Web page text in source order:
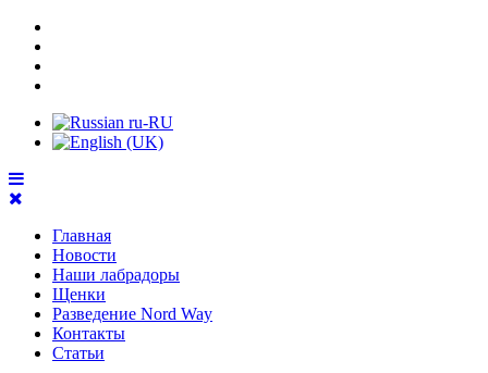
Главная
Новости
Наши лабрадоры
Щенки
Разведение Nord Way
Контакты
Статьи